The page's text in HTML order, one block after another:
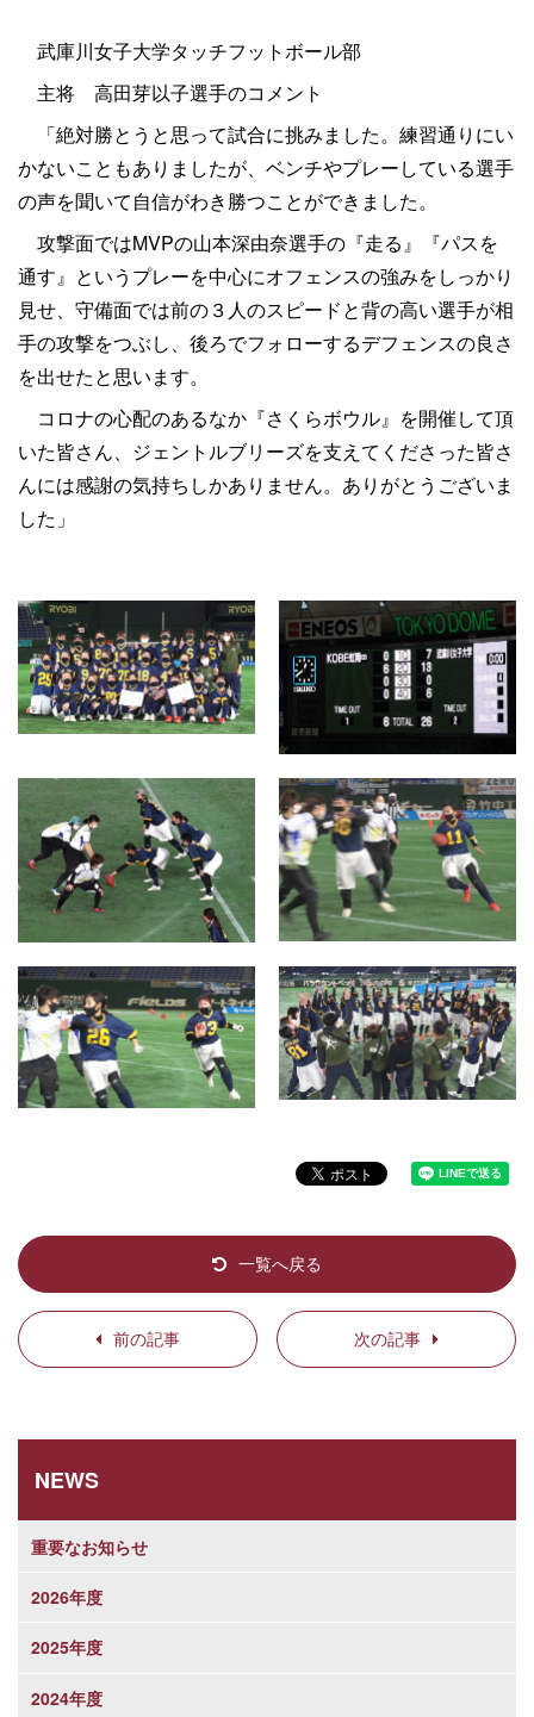
武庫川女子大学タッチフットボール部
主将 高田芽以子選手のコメント
「絶対勝とうと思って試合に挑みました。練習通りにい
かないこともありましたが、ベンチやプレーしている選手
の声を聞いて自信がわき勝つことができました。
攻撃面ではMVPの山本深由奈選手の『走る』『パスを
通す』というプレーを中心にオフェンスの強みをしっかり
見せ、守備面では前の３人のスピードと背の高い選手が相
手の攻撃をつぶし、後ろでフォローするデフェンスの良さ
を出せたと思います。
コロナの心配のあるなか『さくらボウル』を開催して頂
いた皆さん、ジェントルブリーズを支えてくださった皆さ
んには感謝の気持ちしかありません。ありがとうございま
した」
前の記事
一覧へ戻る
次の記事
NEWS
重要なお知らせ
2026年度
2025年度
2024年度